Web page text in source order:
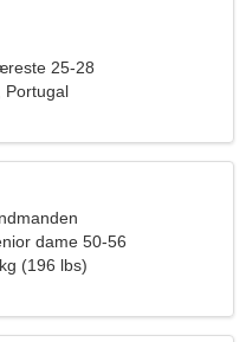
25-28
Portugal
dame 50-56
(196 lbs)